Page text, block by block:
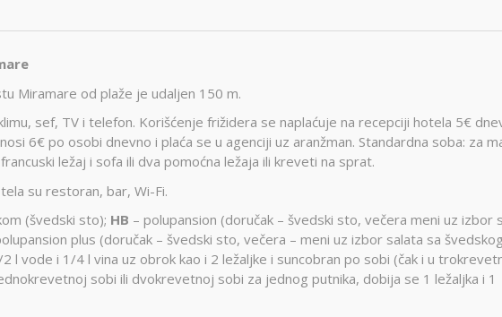
Miramare od plaže je udaljen 150 m.
sef, TV i telefon. Korišćenje frižidera se naplaćuje na recepciji hotela 5€
6€ po osobi dnevno i plaća se u agenciji uz aranžman. Standardna soba: za
ležaj i sofa ili dva pomoćna ležaja ili kreveti na sprat.
su restoran, bar, Wi-Fi.
(švedski sto); HB – polupansion (doručak – švedski sto, večera meni uz izbor
plus (doručak – švedski sto, večera – meni uz izbor salata sa švedskog
l vode i 1/4 l vina uz obrok kao i 2 ležaljke i suncobran po sobi (čak i u
sobi ili dvokrevetnoj sobi za jednog putnika, dobija se 1 ležaljka i 1